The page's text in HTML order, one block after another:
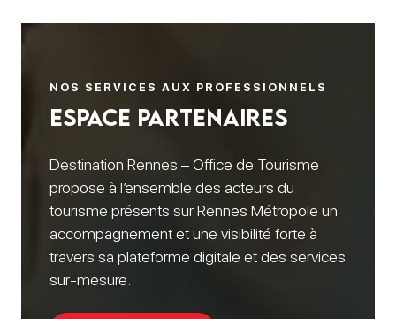
NOS SERVICES AUX PROFESSIONNELS
espace partenaires
Destination Rennes – Office de Tourisme
propose à l’ensemble des acteurs du
tourisme présents sur Rennes Métropole un
accompagnement et une visibilité forte à
travers sa plateforme digitale et des services
sur-mesure.